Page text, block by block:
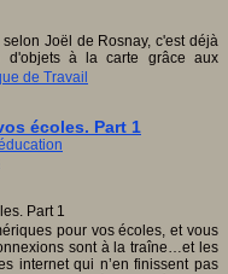
de Travail
Joël de Rosnay, c'est déjà
d'objets à la carte grâce aux
écoles. Part 1
pour vos écoles, et vous
sont à la traîne…et les
internet qui n’en finissent pas